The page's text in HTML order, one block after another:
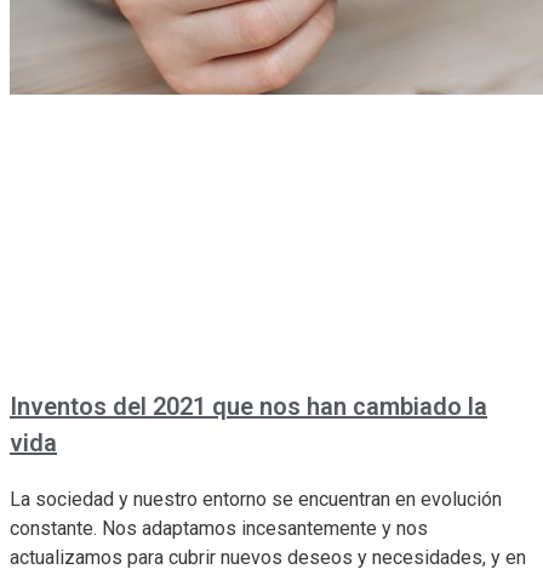
Inventos del 2021 que nos han cambiado la
vida
La sociedad y nuestro entorno se encuentran en evolución
constante. Nos adaptamos incesantemente y nos
actualizamos para cubrir nuevos deseos y necesidades, y en